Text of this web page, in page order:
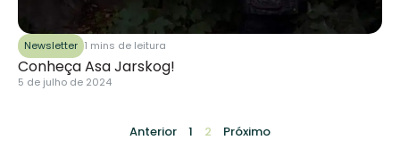
Newsletter 1 mins de leitura
Conheça Asa Jarskog!
5 de julho de 2024
Anterior 1 2 Próximo